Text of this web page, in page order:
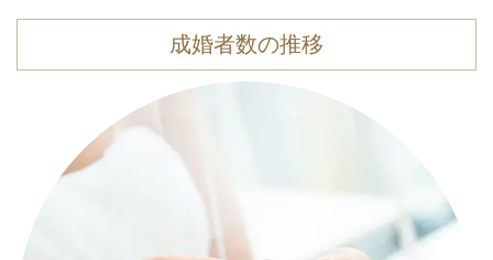
成婚者数の推移